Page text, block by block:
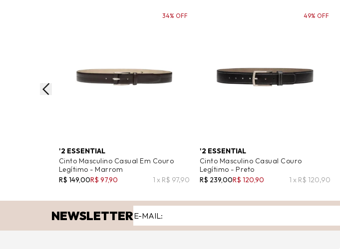
'2 ESSENTIAL
Cinto Masculino Casual Em Couro
Legítimo - Marrom
R$ 149,00R$ 97,90 1 x R$ 97,90
34% OFF
'2 ESSENTIAL
Cinto Masculino Casual Couro
Legítimo - Preto
R$ 239,00R$ 120,90 1 x R$ 120,90
49% OFF
NEWSLETTER